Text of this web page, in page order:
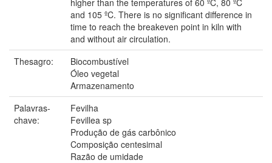
and 105 ºC. There is no significant difference in
time to reach the breakeven point in kiln with
and without air circulation.
Thesagro:
Biocombustível
Óleo vegetal
Armazenamento
Palavras-
chave:
Fevilha
Fevillea sp
Produção de gás carbônico
Composição centesimal
Razão de umidade